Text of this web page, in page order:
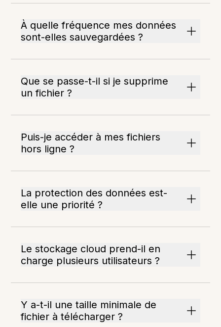
À quelle fréquence mes données
sont-elles sauvegardées ?
Que se passe-t-il si je supprime
un fichier ?
Puis-je accéder à mes fichiers
hors ligne ?
La protection des données est-
elle une priorité ?
Le stockage cloud prend-il en
charge plusieurs utilisateurs ?
Y a-t-il une taille minimale de
fichier à télécharger ?